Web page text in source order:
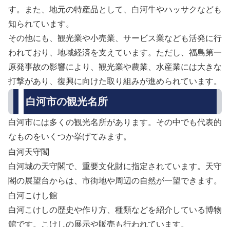
す。また、地元の特産品として、白河牛やハッサクなども
知られています。
その他にも、観光業や小売業、サービス業なども活発に行
われており、地域経済を支えています。ただし、福島第一
原発事故の影響により、観光業や農業、水産業には大きな
打撃があり、復興に向けた取り組みが進められています。
白河市の観光名所
白河市には多くの観光名所があります。その中でも代表的
なものをいくつか挙げてみます。
白河天守閣
白河城の天守閣で、重要文化財に指定されています。天守
閣の展望台からは、市街地や周辺の自然が一望できます。
白河こけし館
白河こけしの歴史や作り方、種類などを紹介している博物
館です。こけしの展示や販売も行われています。